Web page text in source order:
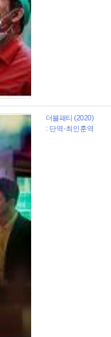
더블패티 (2020)
: 단역-최인훈역